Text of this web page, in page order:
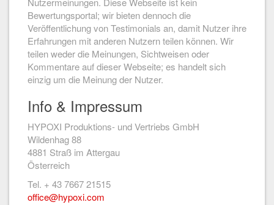
Bewertungsportal; wir bieten dennoch die
Veröffentlichung von Testimonials an, damit Nutzer ihre
Erfahrungen mit anderen Nutzern teilen können. Wir
teilen weder die Meinungen, Sichtweisen oder
Kommentare auf dieser Webseite; es handelt sich
einzig um die Meinung der Nutzer.
Info & Impressum
HYPOXI Produktions- und Vertriebs GmbH
Wildenhag 88
4881 Straß im Attergau
Österreich
Tel. + 43 7667 21515
office@hypoxi.com